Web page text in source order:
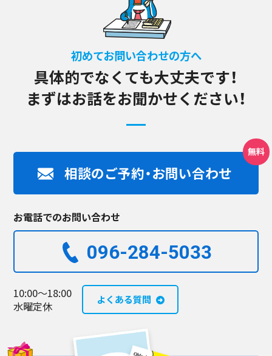
初めてお問い合わせの方へ
具体的でなくても大丈夫です！
まずはお話をお聞かせください！
相談のご予約・お問い合わせ
お電話でのお問い合わせ
096-284-5033​
10:00～18:00
水曜定休
よくある質問